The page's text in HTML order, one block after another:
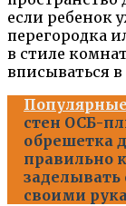
если ребенок
перегородка
в стиле
вписываться
стен ОСБ-
обрешетка
правильно
своими